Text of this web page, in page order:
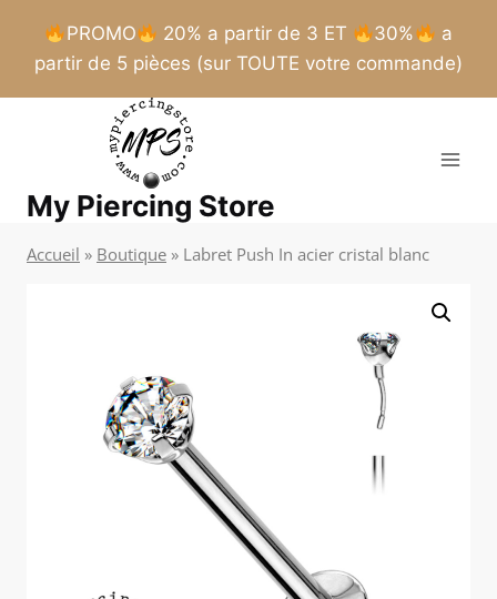
PROMO 20% a partir de 3 ET 30%
a
partir de 5 pièces (sur TOUTE votre commande)
My Piercing Store
Accueil » Boutique » Labret Push In acier cristal blanc